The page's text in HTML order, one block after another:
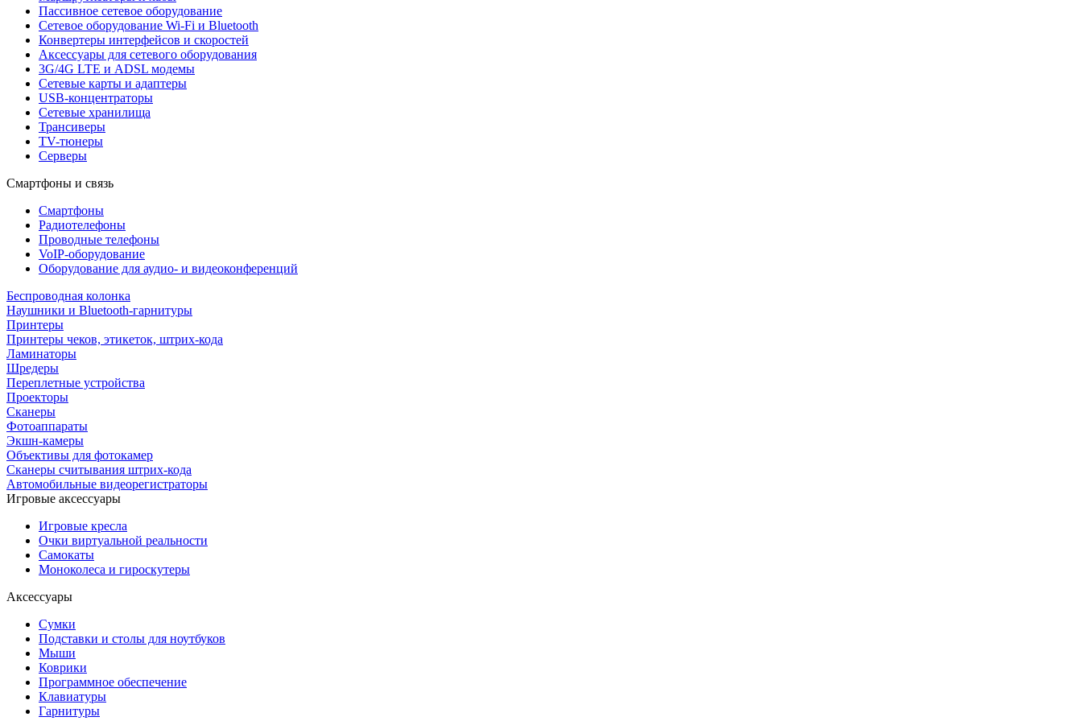
Пассивное сетевое оборудование
Сетевое оборудование Wi-Fi и Bluetooth
Конвертеры интерфейсов и скоростей
Аксессуары для сетевого оборудования
3G/4G LTE и ADSL модемы
Сетевые карты и адаптеры
USB-концентраторы
Сетевые хранилища
Трансиверы
TV-тюнеры
Серверы
Смартфоны и связь
Смартфоны
Радиотелефоны
Проводные телефоны
VoIP-оборудование
Оборудование для аудио- и видеоконференций
Беспроводная колонка
Наушники и Bluetooth-гарнитуры
Принтеры
Принтеры чеков, этикеток, штрих-кода
Ламинаторы
Шредеры
Переплетные устройства
Проекторы
Сканеры
Фотоаппараты
Экшн-камеры
Объективы для фотокамер
Сканеры считывания штрих-кода
Автомобильные видеорегистраторы
Игровые аксессуары
Игровые кресла
Очки виртуальной реальности
Самокаты
Моноколеса и гироскутеры
Аксессуары
Сумки
Подставки и столы для ноутбуков
Мыши
Коврики
Программное обеспечение
Клавиатуры
Гарнитуры